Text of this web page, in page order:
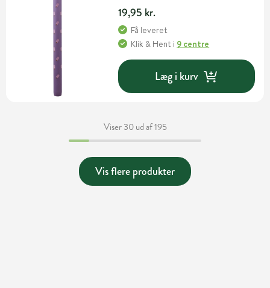
19,95 kr.
Få leveret
Klik & Hent i 9 centre
Læg i kurv
Viser 30 ud af 195
Vis flere produkter